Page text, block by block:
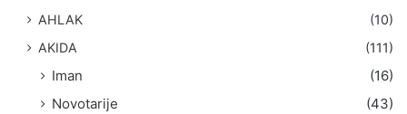
AHLAK
(10)
AKIDA
(111)
Iman
(16)
Novotarije
(43)